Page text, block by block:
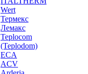
Wert
Термекс
Лемакс
Teplocom
(Teplodom)
ECA
ACV